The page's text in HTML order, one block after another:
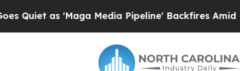
Media Pipeline' Backfires Amid Rumors